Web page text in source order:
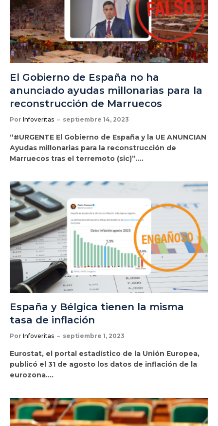
El Gobierno de España no ha
anunciado ayudas millonarias para la
reconstrucción de Marruecos
Por Infoveritas septiembre 14, 2023
“#URGENTE El Gobierno de España y la UE ANUNCIAN
Ayudas millonarias para la reconstrucción de
Marruecos tras el terremoto (sic)”.…
España y Bélgica tienen la misma
tasa de inflación
Por Infoveritas septiembre 1, 2023
Eurostat, el portal estadístico de la Unión Europea,
publicó el 31 de agosto los datos de inflación de la
eurozona.…